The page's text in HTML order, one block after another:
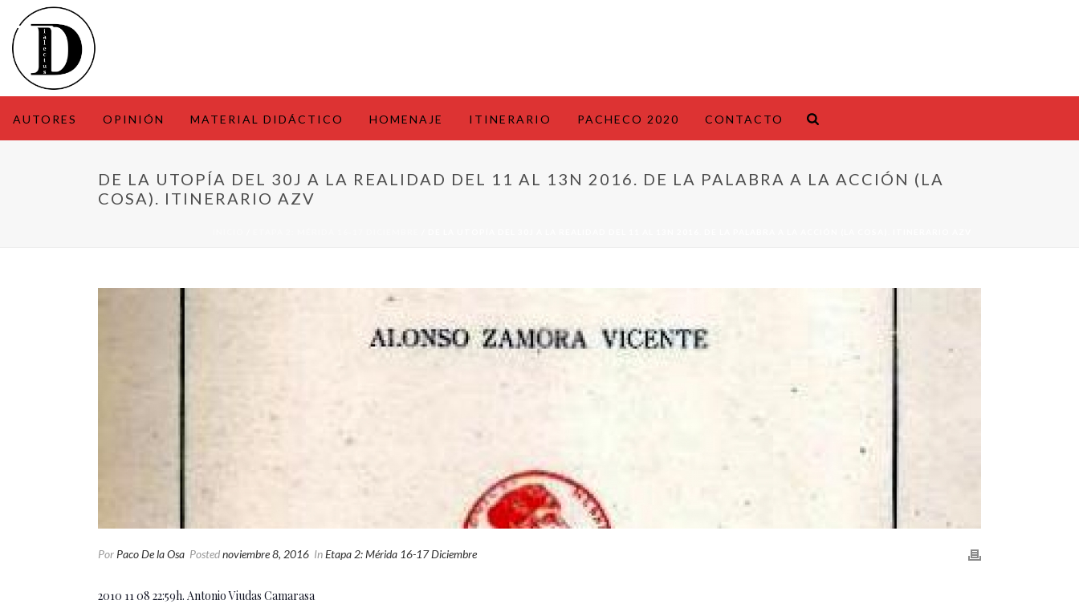
AUTORES OPINIÓN MATERIAL DIDÁCTICO HOMENAJE ITINERARIO PACHECO 2020 CONTACTO
DE LA UTOPÍA DEL 30J A LA REALIDAD DEL 11 AL 13N 2016. DE LA PALABRA A LA ACCIÓN (LA
COSA). ITINERARIO AZV
Por Paco De la Osa Postednoviembre 8, 2016 InEtapa 2: Mérida 16-17 Diciembre
2010 11 08 22:59h. Antonio Viudas Camarasa